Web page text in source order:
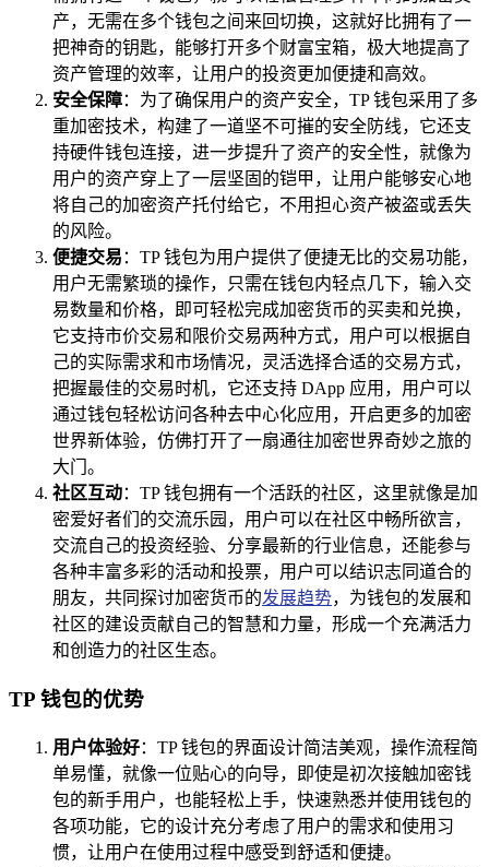
产，无需在多个钱包之间来回切换，这就好比拥有了一
把神奇的钥匙，能够打开多个财富宝箱，极大地提高了
资产管理的效率，让用户的投资更加便捷和高效。
安全保障：为了确保用户的资产安全，TP 钱包采用了多
重加密技术，构建了一道坚不可摧的安全防线，它还支
持硬件钱包连接，进一步提升了资产的安全性，就像为
用户的资产穿上了一层坚固的铠甲，让用户能够安心地
将自己的加密资产托付给它，不用担心资产被盗或丢失
的风险。
便捷交易 ：TP 钱包为用户提供了便捷无比的交易功能，
用户无需繁琐的操作，只需在钱包内轻点几下，输入交
易数量和价格，即可轻松完成加密货币的买卖和兑换，
它支持市价交易和限价交易两种方式，用户可以根据自
己的实际需求和市场情况，灵活选择合适的交易方式，
把握最佳的交易时机，它还支持 DApp 应用，用户可以
通过钱包轻松访问各种去中心化应用，开启更多的加密
世界新体验，仿佛打开了一扇通往加密世界奇妙之旅的
大门。
社区互动：TP 钱包拥有一个活跃的社区，这里就像是加
密爱好者们的交流乐园，用户可以在社区中畅所欲言，
交流自己的投资经验、分享最新的行业信息，还能参与
各种丰富多彩的活动和投票，用户可以结识志同道合的
朋友，共同探讨加密货币的发展趋势，为钱包的发展和
社区的建设贡献自己的智慧和力量，形成一个充满活力
和创造力的社区生态。
TP 钱包的优势
用户体验好：TP 钱包的界面设计简洁美观，操作流程简
单易懂，就像一位贴心的向导，即使是初次接触加密钱
包的新手用户，也能轻松上手，快速熟悉并使用钱包的
各项功能，它的设计充分考虑了用户的需求和使用习
惯，让用户在使用过程中感受到舒适和便捷。